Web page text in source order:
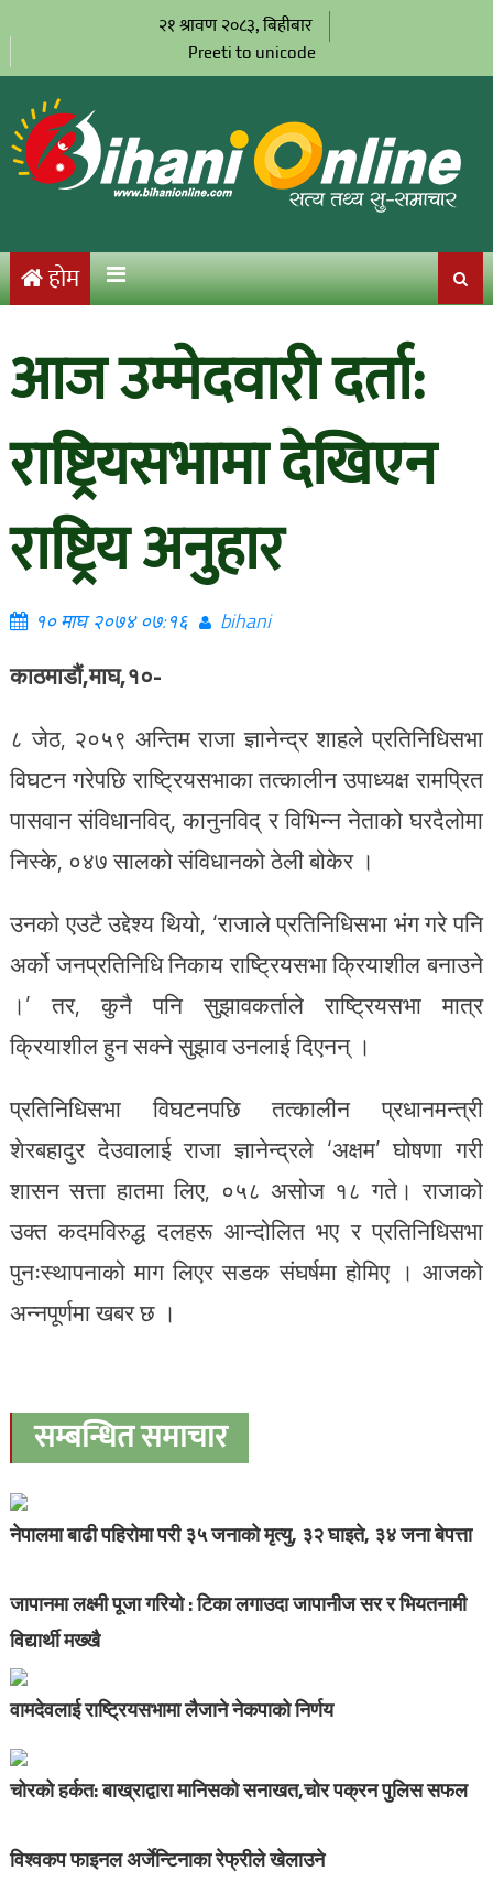
२१ श्रावण २०८३, बिहीबार
Preeti to unicode
होम
आज उम्मेदवारी दर्ता:
राष्ट्रियसभामा देखिएन
राष्ट्रिय अनुहार
१० माघ २०७४ ०७:१६ bihani
काठमाडौं,माघ,१०-
८ जेठ, २०५९ अन्तिम राजा ज्ञानेन्द्र शाहले प्रतिनिधिसभा
विघटन गरेपछि राष्ट्रियसभाका तत्कालीन उपाध्यक्ष रामप्रित
पासवान संविधानविद्, कानुनविद् र विभिन्न नेताको घरदैलोमा
निस्के, ०४७ सालको संविधानको ठेली बोकेर ।
उनको एउटै उद्देश्य थियो, ‘राजाले प्रतिनिधिसभा भंग गरे पनि
अर्को जनप्रतिनिधि निकाय राष्ट्रियसभा क्रियाशील बनाउने
।’ तर, कुनै पनि सुझावकर्ताले राष्ट्रियसभा मात्र
क्रियाशील हुन सक्ने सुझाव उनलाई दिएनन् ।
प्रतिनिधिसभा विघटनपछि तत्कालीन प्रधानमन्त्री
शेरबहादुर देउवालाई राजा ज्ञानेन्द्रले ‘अक्षम’ घोषणा गरी
शासन सत्ता हातमा लिए, ०५८ असोज १८ गते। राजाको
उक्त कदमविरुद्ध दलहरू आन्दोलित भए र प्रतिनिधिसभा
पुनःस्थापनाको माग लिएर सडक संघर्षमा होमिए । आजको
अन्नपूर्णमा खबर छ ।
सम्बन्धित समाचार
नेपालमा बाढी पहिरोमा परी ३५ जनाको मृत्यु, ३२ घाइते, ३४ जना बेपत्ता
जापानमा लक्ष्मी पूजा गरियो : टिका लगाउदा जापानीज सर र भियतनामी
विद्यार्थी मख्खै
वामदेवलाई राष्ट्रियसभामा लैजाने नेकपाको निर्णय
चोरको हर्कत: बाख्राद्वारा मानिसको सनाखत,चोर पक्रन पुलिस सफल
विश्वकप फाइनल अर्जेन्टिनाका रेफ्रीले खेलाउने